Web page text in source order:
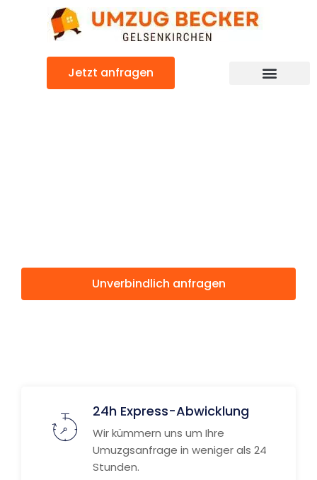
Jetzt anfragen
Unverbindlich anfragen
24h Express-Abwicklung
Wir kümmern uns um Ihre
Umuzgsanfrage in weniger als 24
Stunden.